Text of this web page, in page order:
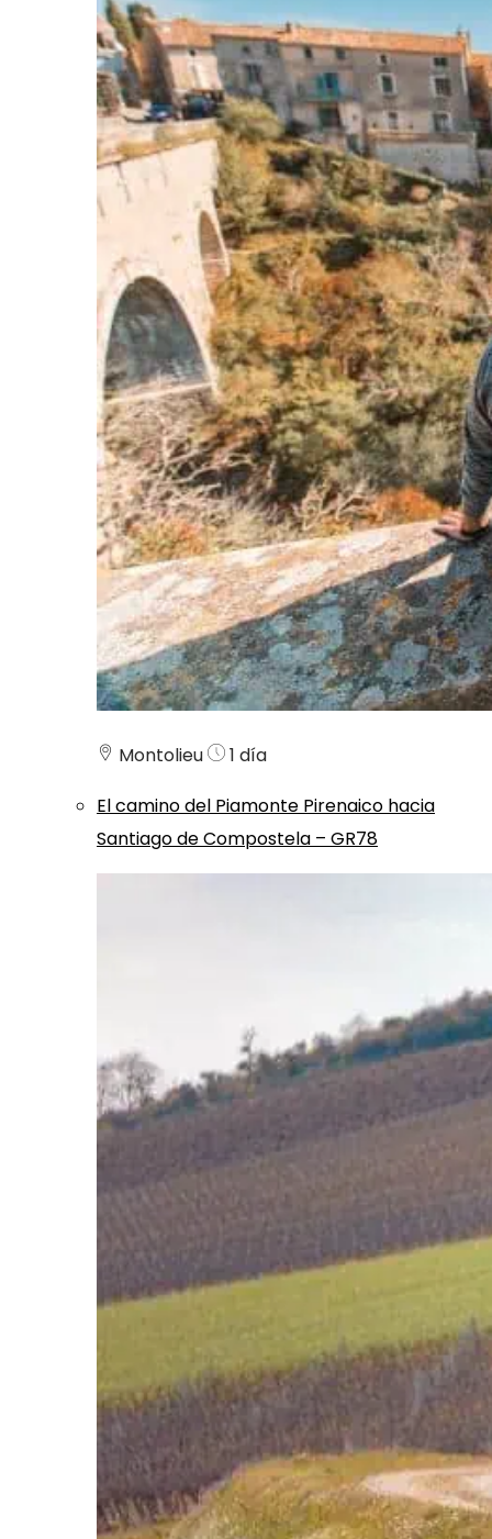
Montolieu
1 día
El camino del Piamonte Pirenaico hacia
Santiago de Compostela – GR78